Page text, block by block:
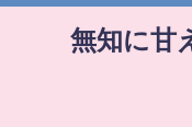
無知に甘